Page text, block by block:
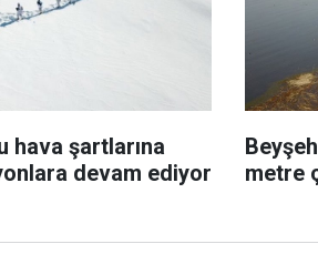
hava şartlarına
devam ediyor
metre